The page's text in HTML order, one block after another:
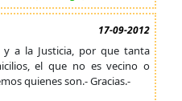
17-09-2012
a la Justicia, por que tanta
el que no es vecino o
quienes son.- Gracias.-